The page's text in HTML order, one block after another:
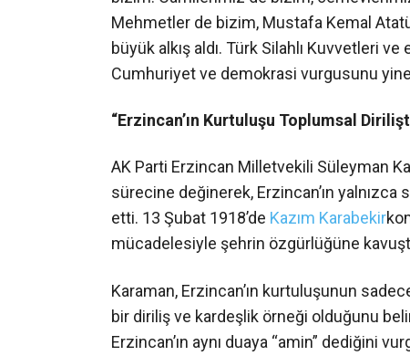
Mehmetler de bizim, Mustafa Kemal
büyük alkış aldı. Türk Silahlı Kuvvetleri
Cumhuriyet ve demokrasi vurgusunu
“Erzincan’ın Kurtuluşu Toplumsal
AK Parti Erzincan Milletvekili Süleyman
sürecine değinerek, Erzincan’ın yalnızca
etti. 13 Şubat 1918’de Kazım Karabekir
mücadelesiyle şehrin özgürlüğüne
Karaman, Erzincan’ın kurtuluşunun
bir diriliş ve kardeşlik örneği olduğunu
Erzincan’ın aynı duaya “amin” dediğini